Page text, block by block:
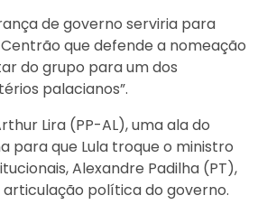
de governo serviria para
que defende a nomeação
do grupo para um dos
palacianos”.
Lira (PP-AL), uma ala do
para que Lula troque o ministro
Alexandre Padilha (PT),
política do governo.